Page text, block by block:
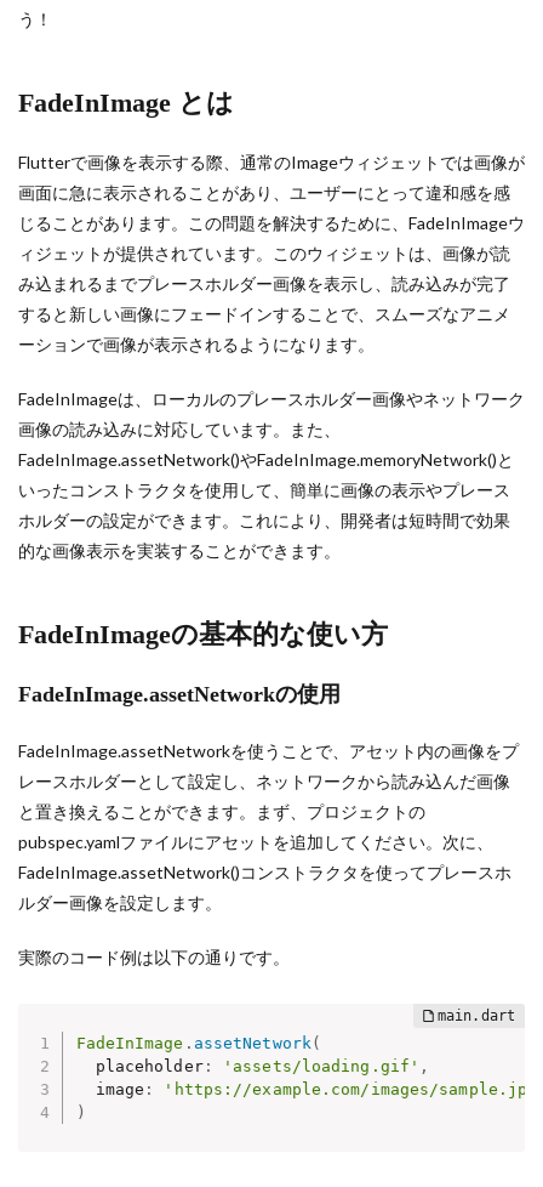
う！
FadeInImage とは
Flutterで画像を表示する際、通常のImageウィジェットでは画像が
画面に急に表示されることがあり、ユーザーにとって違和感を感
じることがあります。この問題を解決するために、FadeInImageウ
ィジェットが提供されています。このウィジェットは、画像が読
み込まれるまでプレースホルダー画像を表示し、読み込みが完了
すると新しい画像にフェードインすることで、スムーズなアニメ
ーションで画像が表示されるようになります。
FadeInImageは、ローカルのプレースホルダー画像やネットワーク
画像の読み込みに対応しています。また、
FadeInImage.assetNetwork()やFadeInImage.memoryNetwork()と
いったコンストラクタを使用して、簡単に画像の表示やプレース
ホルダーの設定ができます。これにより、開発者は短時間で効果
的な画像表示を実装することができます。
FadeInImageの基本的な使い方
FadeInImage.assetNetworkの使用
FadeInImage.assetNetworkを使うことで、アセット内の画像をプ
レースホルダーとして設定し、ネットワークから読み込んだ画像
と置き換えることができます。まず、プロジェクトの
pubspec.yamlファイルにアセットを追加してください。次に、
FadeInImage.assetNetwork()コンストラクタを使ってプレースホ
ルダー画像を設定します。
実際のコード例は以下の通りです。
FadeInImage . assetNetwork (
  placeholder
: 'assets/loading.gif' ,
  image
:
'https://example.com/images/
)